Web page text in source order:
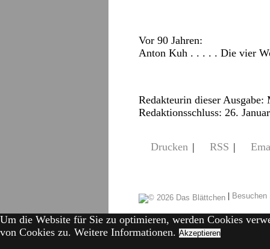
Vor 90 Jahren:
Anton Kuh . . . . . Die vier
Redakteurin dieser
Redaktionsschluss: 26.
Drucken | RSS |
|
Um die Website für Sie zu optimieren, werden Cookies
von Cookies zu. Weitere Informationen. Akzeptieren